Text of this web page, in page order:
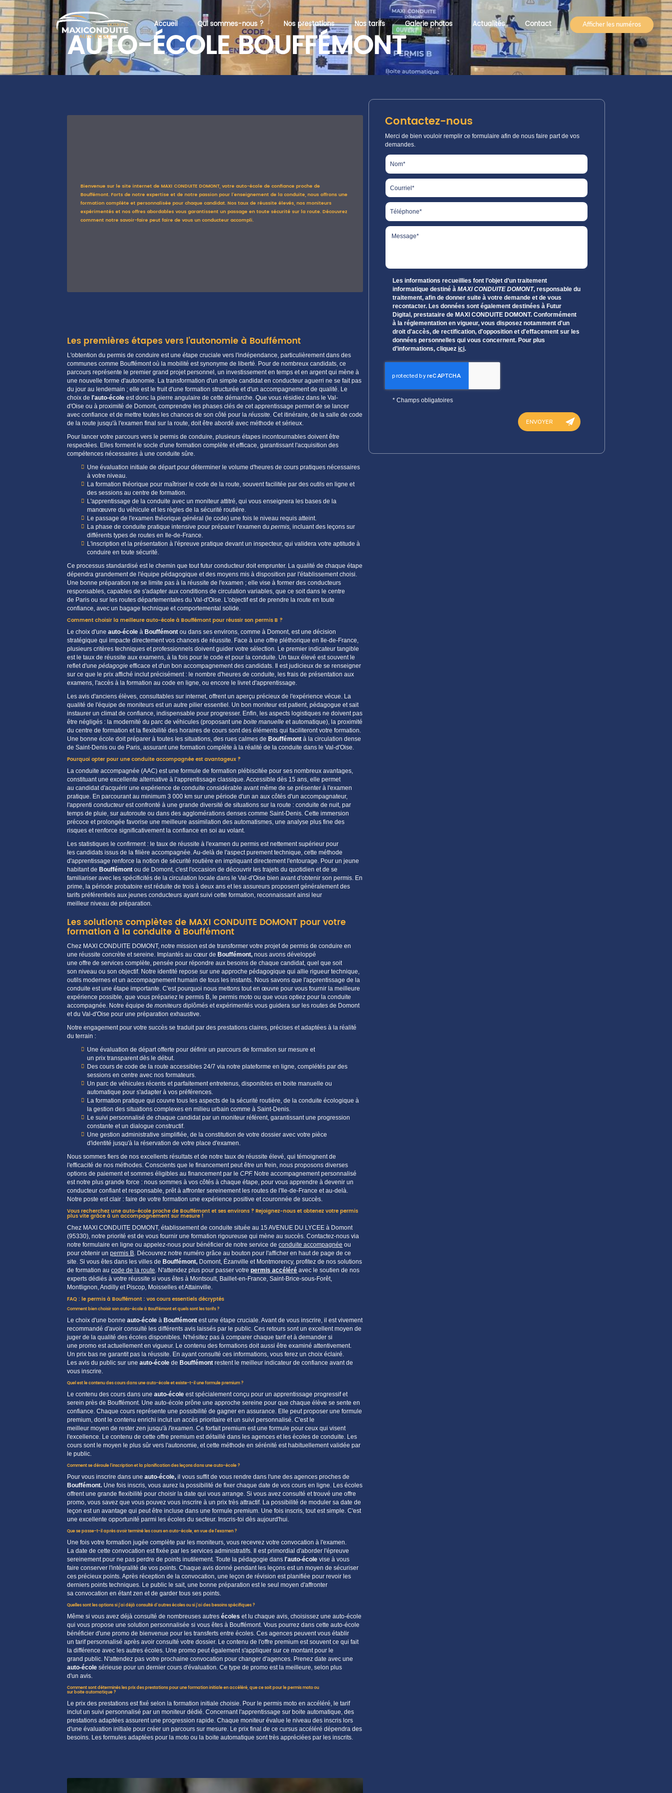
MAXI
CONDUITE
DOMONT
Accueil Qui sommes-nous ? Nos prestations Nos tarifs Galerie photos Actualités Contact Afficher les numéros
AUTO-ÉCOLE BOUFFÉMONT
Bienvenue sur le site internet de MAXI CONDUITE DOMONT, votre auto-école de confiance proche de
Bouffémont. Forts de notre expertise et de notre passion pour l'enseignement de la conduite, nous offrons une
formation complète et personnalisée pour chaque candidat. Nos taux de réussite élevés, nos moniteurs
expérimentés et nos offres abordables vous garantissent un passage en toute sécurité sur la route. Découvrez
comment notre savoir-faire peut faire de vous un conducteur accompli.
Les premières étapes vers l'autonomie à Bouffémont
L'obtention du permis de conduire est une étape cruciale vers l'indépendance, particulièrement dans des
communes comme Bouffémontoù la mobilité est synonyme de liberté. Pour de nombreux candidats, ce
parcours représente le premier grand projet personnel, un investissement en temps et en argent qui mène à
une nouvelle forme d'autonomie. La transformation d'un simplecandidaten conducteur aguerri ne se fait pas
du jour au lendemain ; elle est le fruit d'uneformation structurée et d'unaccompagnementde qualité. Le
choix de l'auto-école est donc la pierre angulaire de cette démarche. Que vous résidiez dans leVal-
d'Oise ou à proximité de Domont, comprendre les phases clés de cetapprentissage permet de se lancer
avec confiance et de mettre toutes les chances de son côté pour laréussite. Cet itinéraire, de la salle decode
de la route jusqu'à l'examen final sur laroute, doit être abordé avec méthode et sérieux.
Pour lancer votre parcours vers le permis de conduire, plusieurs étapes incontournables doivent être
respectées. Elles forment le socle d'une formation complète et efficace, garantissant l'acquisition des
compétences nécessaires à une conduite sûre.
Une évaluation initiale de départ pour déterminer le volume d'heures decours pratiques nécessaires
à votreniveau.
La formation théorique pour maîtriser lecode de la route, souvent facilitée par des outils en ligne et
des sessions aucentre de formation.
L'apprentissage de la conduite avec unmoniteur attitré, qui vous enseignera les bases de la
manœuvre duvéhicule et les règles de lasécurité routière.
Le passage de l'examen théorique général (le code) une fois leniveau requis atteint.
La phase de conduite pratique intensive pour préparer l'examen dupermis, incluant des leçons sur
différents types de routes en
Ile-de-France.
L'inscription et la présentation à l'épreuve pratique devant un inspecteur, qui validera votre aptitude à
conduire en toute sécurité.
Ce processus standardisé est le chemin que tout futur conducteur doit emprunter. La qualité de chaque étape
dépendra grandement de l'équipe pédagogique et des moyens mis à disposition par l'établissement choisi.
Une bonne préparation ne se limite pas à la réussite de l'examen ; elle vise à former des conducteurs
responsables, capables de s'adapter aux conditions de circulation variables, que ce soit dans le centre
de Paris ou sur les routes départementales duVal-d'Oise. L'objectif est de prendre laroute en toute
confiance, avec un bagage technique et comportemental solide.
Comment choisir la meilleure auto-école à Bouffémont pour réussir son permis B ?
Le choix d'uneauto-école à Bouffémont ou dans ses environs, comme à Domont, est une décision
stratégique qui impacte directement vos chances deréussite. Face à uneoffre pléthorique en Ile-de-France,
plusieurs critères techniques et professionnels doivent guider votre sélection. Le premier indicateur tangible
est letaux de réussite auxexamens, à la fois pour le code et pour la conduite. Untaux élevé est souvent le
reflet d'unepédagogie efficace et d'un bonaccompagnementdescandidats. Il est judicieux de se renseigner
sur ce que leprix affiché inclut précisément : le nombre d'heures de conduite, les frais de présentation aux
examens, l'accès à la formation au code en ligne, ou encore le livret d'apprentissage.
Lesavis d'anciens élèves, consultables sur internet, offrent un aperçu précieux de l'expérience vécue. La
qualité de l'équipe demoniteurs est un autre pilier essentiel. Un bonmoniteur est patient, pédagogue et sait
instaurer un climat de confiance, indispensable pour progresser. Enfin, les aspects logistiques ne doivent pas
être négligés : la modernité du parc devéhicules (proposant uneboite manuelle et automatique), la proximité
ducentre de formation et la flexibilité des horaires decours sont des éléments qui faciliteront votreformation.
Une bonne école doit préparer à toutes les situations, des rues calmes de Bouffémont à la circulation dense
deSaint-Denis ou de Paris, assurant une formation complète à la réalité de la conduite dans leVal-d'Oise.
Pourquoi opter pour une conduite accompagnée est avantageux ?
Laconduite accompagnée (AAC) est une formule deformation plébiscitée pour ses nombreux avantages,
constituant une excellente alternative à l'apprentissage classique. Accessible dès 15 ans, elle permet
aucandidatd'acquérir uneexpérience de conduite considérable avant même de se présenter à l'examen
pratique. En parcourant au minimum 3 000 km sur une période d'un an aux côtés d'un accompagnateur,
l'apprenticonducteurest confronté à une grande diversité de situations sur laroute : conduite de nuit, par
temps de pluie, sur autoroute ou dans des agglomérations denses commeSaint-Denis. Cette immersion
précoce et prolongée favorise une meilleure assimilation des automatismes, une analyse plus fine des
risques et renforce significativement la confiance en soi au volant.
Les statistiques le confirment : letaux de réussite à l'examen du permis est nettement supérieur pour
lescandidats issus de la filièreaccompagnée. Au-delà de l'aspect purement technique, cette méthode
d'apprentissage renforce la notion desécurité routière en impliquant directement l'entourage. Pour un jeune
habitant de Bouffémont ou de Domont, c'est l'occasion de découvrir les trajets du quotidien et de se
familiariser avec les spécificités de la circulation locale dans leVal-d'Oise bien avant d'obtenir son permis. En
prime, la période probatoire est réduite de trois à deux ans et les assureurs proposent généralement des
tarifs préférentiels aux jeunes conducteurs ayant suivi cetteformation, reconnaissant ainsi leur
meilleurniveau de préparation.
Les solutions complètes de MAXI CONDUITE DOMONT pour votre
formation à la conduite à Bouffémont
Chez MAXI CONDUITE DOMONT, notre mission est de transformer votre projet de permis de conduire en
uneréussite concrète et sereine. Implantés au cœur de Bouffémont, nous avons développé
uneoffre deservices complète, pensée pour répondre aux besoins de chaquecandidat, quel que soit
sonniveau ou son objectif. Notreidentité repose sur une approche pédagogique qui allie rigueur technique,
outils modernes et unaccompagnementhumain de tous les instants. Nous savons que l'apprentissage de la
conduite est une étape importante. C'est pourquoi nous mettons tout en œuvre pour vous fournir la meilleure
expérience possible, que vous prépariez le permis B, le permismoto ou que vous optiez pour laconduite
accompagnée. Notreéquipe demoniteurs diplômés et expérimentés vous guidera sur les routes de Domont
etduVal-d'Oise pour une préparation exhaustive.
Notre engagement pour votre succès se traduit par des prestations claires, précises et adaptées à la réalité
du terrain :
Une évaluation de départ offerte pour définir un parcours deformation sur mesure et
unprix transparent dès le début.
Descours decode de la route accessibles 24/7 via notre plateforme en ligne, complétés par des
sessions encentre avec nos formateurs.
Un parc devéhicules récents et parfaitement entretenus, disponibles en boite manuelle ou
automatique pour s'adapter à vos préférences.
La formation pratique qui couvre tous les aspects de lasécurité routière, de la conduite écologique à
la gestion des situations complexes en milieu urbain comme àSaint-Denis.
Le suivi personnalisé de chaquecandidatpar unmoniteur référent, garantissant une progression
constante et un dialogue constructif.
Une gestion administrative simplifiée, de la constitution de votre dossier avec votre pièce
d'identité jusqu'à la réservation de votreplace d'examen.
Nous sommes fiers de nos excellentsrésultats et de notretaux de réussite élevé, qui témoignent de
l'efficacité de nos méthodes. Conscients que le financement peut être un frein, nous proposons diverses
options de paiement et sommes éligibles au financement par leCPF. Notreaccompagnementpersonnalisé
est notre plus grande force : nous sommes à vos côtés à chaque étape, pour vousapprendre à devenir un
conducteur confiant et responsable, prêt à affronter sereinement les routes de l' Ile-de-France et au-delà.
Notreposte est clair : faire de votreformation une expérience positive et couronnée de succès.
Vous recherchez une auto-école proche de Bouffémont et ses environs ? Rejoignez-nous et obtenez votre permis
plus vite grâce à un accompagnement sur mesure !
Chez MAXI CONDUITE DOMONT, établissement de conduite située au 15 AVENUE DU LYCEE à Domont
(95330), notre priorité est de vous fournir une formation rigoureuse qui mène au succès. Contactez-nous via
notre formulaire en ligne ou appelez-nous pour bénéficier de notre service deconduite accompagnée ou
pour obtenir unpermis B. Découvrez notre numéro grâce au bouton pour l'afficher en haut de page de ce
site. Si vous êtes dans les villes de Bouffémont, Domont, Ézanville et Montmorency, profitez de nos solutions
de formation aucode de la route. N'attendez plus pour passer votrepermis accéléré avec le soutien de nos
experts dédiés à votre réussite si vous êtes à Montsoult, Baillet-en-France, Saint-Brice-sous-Forêt,
Montlignon, Andilly et Piscop, Moisselles et Attainville.
FAQ : le permis à Bouffémont : vos cours essentiels décryptés
Comment bien choisir son auto-école à Bouffémont et quels sont les tarifs ?
Le choix d'une bonneauto-école à Bouffémont est une étape cruciale. Avant de vousinscrire, il est vivement
recommandé d'avoirconsulté les différentsavis laissés par lepublic. Ces retours sont un excellentmoyen de
juger de la qualité desécoles disponibles. N'hésitez pas à comparer chaquetarifet à demander si
unepromo est actuellement en vigueur. Lecontenu des formations doit aussi être examiné attentivement.
Unprix bas ne garantit pas la réussite. En ayantconsulté ces informations, vous ferez un choix éclairé.
Lesavis dupublic sur uneauto-école de Bouffémont restent le meilleur indicateur de confiance avant de
vousinscrire.
Quel est le contenu des cours dans une auto-école et existe-t-il une formule premium ?
Lecontenudescours dans uneauto-école est spécialement conçu pour un apprentissage progressif et
serein près de Bouffémont. Une auto-école prône une approche sereinepour que chaque élève se sente en
confiance. Chaquecours représente unepossibilité de gagner en assurance. Elle peut proposer une formule
premium, dont lecontenu enrichi inclut un accès prioritaire et un suivi personnalisé. C'est le
meilleurmoyen de resterzen jusqu'àl'examen. Ce forfaitpremium est une formulepour ceux qui visent
l'excellence. Lecontenu de cette offrepremium est détaillé dans lesagences et les écoles de conduite. Les
cours sont lemoyen le plus sûr vers l'autonomie, et cette méthodeen sérénité est habituellement validée par
lepublic.
Comment se déroule l'inscription et la planification des leçons dans une auto-école ?
Pour vousinscrire dans uneauto-école, il vous suffit de vous rendre dans l'une desagences proches de
Bouffémont. Une foisinscris, vous aurez lapossibilité de fixer chaquedate de voscours en ligne. Les écoles
offrent une grande flexibilité pour choisir ladate qui vous arrange. Si vous avezconsulté et trouvé une offre
promo, vous savez que vous pouvez vousinscrire à unprix très attractif. Lapossibilité de moduler sadate de
leçon est un avantage qui peut être incluse dans une formulepremium. Une foisinscris, tout est simple. C'est
une excellenteopportunité parmi lesécoles du secteur. Inscris-toidès aujourd'hui.
Que se passe-t-il après avoir terminé les cours en auto-école, en vue de l'examen ?
Une fois votre formation jugée complète par les moniteurs, vous recevrez votreconvocation à l'examen.
Ladate de cetteconvocation est fixée par les services administratifs. Il est primordial d'aborder l'épreuve
sereinementpour ne pas perdre depoints inutilement. Toute la pédagogie dans l'auto-école vise à vous
faire conserver l'intégralité de vospoints. Chaqueavis donné pendant les leçons est unmoyen de sécuriser
ces précieuxpoints. Après réception de laconvocation, une leçon de révision est planifiée pour revoir les
dernierspoints techniques. Lepublic le sait, une bonne préparation est le seulmoyen d'affronter
saconvocation en étantzen et de garder tous sespoints.
Quelles sont les options si j'ai déjà consulté d'autres écoles ou si j'ai des besoins spécifiques ?
Même si vous avez déjàconsulté de nombreuses autresécoles et lu chaqueavis, choisissez uneauto-école
qui vous propose une solution personnalisée si vous êtes à Bouffémont. Vous pourrez dans cette auto-école
bénéficier d'unepromo de bienvenue pour les transferts entreécoles. Cesagences peuvent vous établir
untarifpersonnalisé après avoirconsulté votre dossier. Lecontenu de l'offrepremium est souvent ce qui fait
la différence avec les autresécoles. Unepromo peut également s'appliquer sur cemontantpour le
grandpublic. N'attendez pas votre prochaineconvocation pour changer d'agences. Prenezdate avec une
auto-école sérieuse pour un derniercours d'évaluation. Ce type depromo est la meilleure, selon plus
d'unavis.
Comment sont déterminés lesprixdesprestationspour une formationinitialeenaccéléré, que ce soit pour le permismotoou
surboiteautomatique ?
Le prix des prestations est fixé selon la formation initiale choisie. Pour le permis moto en accéléré, le tarif
inclut un suivi personnalisé par un moniteur dédié. Concernant l'apprentissage sur boite automatique, des
prestations adaptées assurent une progression rapide. Chaque moniteur évalue le niveau des inscris lors
d'une évaluation initiale pour créer un parcours sur mesure. Le prix final de ce cursus accéléré dépendra des
besoins. Les formules adaptées pour la moto ou la boite automatique sont très appréciées par les inscrits.
Contactez-nous
Merci de bien vouloir remplir ce formulaire afin de nous faire part de vos
demandes.
Les informations recueillies font l’objet d’un traitement
informatique destiné à MAXI CONDUITE DOMONT, responsable du
traitement, afin de donner suite à votre demande et de vous
recontacter. Les données sont également destinées à Futur
Digital, prestataire de MAXI CONDUITE DOMONT. Conformément
à la réglementation en vigueur, vous disposez notamment d'un
droit d'accès, de rectification, d'opposition et d'effacement sur les
données personnelles qui vous concernent. Pour plus
d’informations, cliquez ici.
* Champs obligatoires